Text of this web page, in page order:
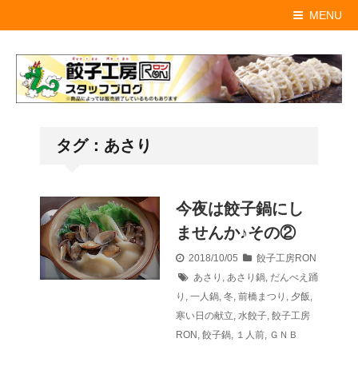
MENU
タグ：あさり
今夜は餃子鍋にし
ませんか♪その②
2018/10/05
餃子工房RON
あさり
あさり鍋 だんべえ踊
り
一人鍋 冬 前橋まつり 夕飯
寒い日の献立 水餃子 餃子工房
RON 餃子鍋 １人前 ＧＮＢ